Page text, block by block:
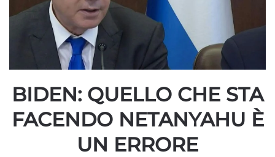
BIDEN: QUELLO CHE STA
FACENDO NETANYAHU È
UN ERRORE